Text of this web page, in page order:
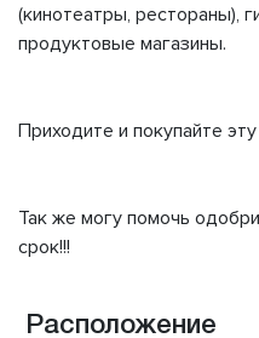
(кинотеатры, рестораны),
продуктовые магазины.
Приходите и покупайте эту
Так же могу помочь
срок!!!
Расположение